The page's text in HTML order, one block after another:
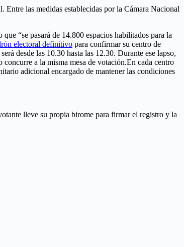
Entre las medidas establecidas por la Cámara Nacional
“se pasará de 14.800 espacios habilitados para la
electoral definitivo para confirmar su centro de
desde las 10.30 hasta las 12.30. Durante ese lapso,
a la misma mesa de votación.En cada centro
adicional encargado de mantener las condiciones
lleve su propia birome para firmar el registro y la